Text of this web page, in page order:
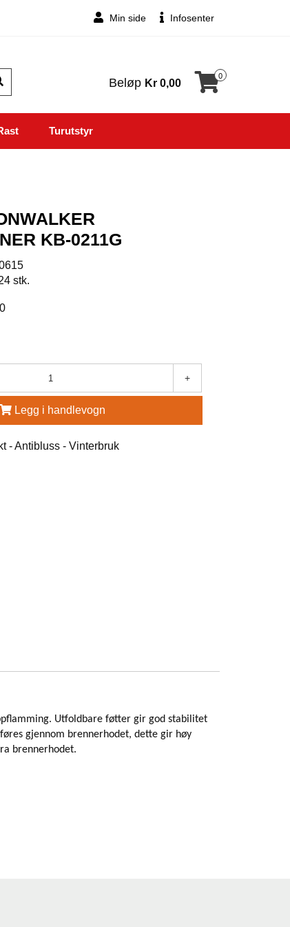
Min side Infosenter
Beløp Kr 0,00
0
Turutstyr
KB-0211G
stk.
+
Legg i handlevogn
- Antibluss - Vinterbruk
Utfoldbare føtter gir god stabilitet
gjennom brennerhodet, dette gir høy
brennerhodet.